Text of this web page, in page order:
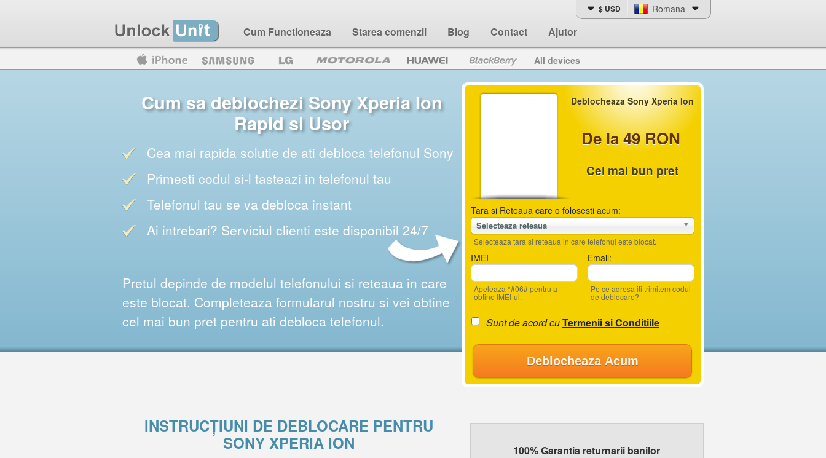
Cum Functioneaza Starea comenzii Blog Contact Ajutor
$ USD Romana
Blackberry All devices
Deblocheaza Sony Xperia Ion
De la 49 RON
Cel mai bun pret
Tara si Reteaua care o folosesti acum:
Selecteaza reteaua
Selecteaza tara si reteaua in care telefonul este blocat.
IMEI
Apeleaza *#06# pentru a
obtine IMEI-ul.
Email:
Pe ce adresa iti trimitem codul
de deblocare?
Sunt de acord cuTermenii si Conditiile
Deblocheaza Acum
Cum sa deblochezi Sony Xperia Ion
Rapid si Usor
Cea mai rapida solutie de ati debloca telefonul Sony
Primesti codul si-l tasteazi in telefonul tau
Telefonul tau se va debloca instant
Ai intrebari? Serviciul clienti este disponibil 24/7
Pretul depinde de modelul telefonului si reteaua in care
este blocat. Completeaza formularul nostru si vei obtine
cel mai bun pret pentru ati debloca telefonul.
INSTRUCȚIUNI DE DEBLOCARE PENTRU
SONY XPERIA ION
100% Garantia returnarii banilor